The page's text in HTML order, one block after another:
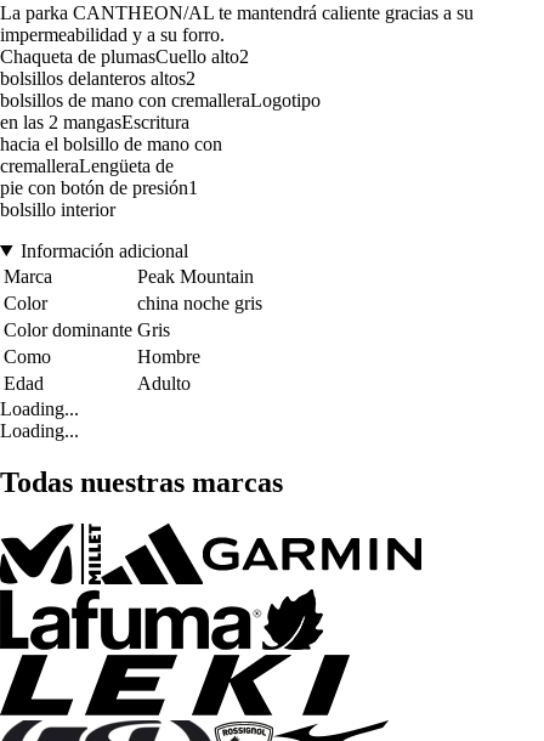
La parka CANTHEON/AL te mantendrá caliente gracias a su
impermeabilidad y a su forro.
Chaqueta de plumasCuello alto2
bolsillos delanteros altos2
bolsillos de mano con cremalleraLogotipo
en las 2 mangasEscritura
hacia el bolsillo de mano con
cremalleraLengüeta de
pie con botón de presión1
bolsillo interior
Información adicional
Marca
Peak Mountain
Color
china noche gris
Color dominante Gris
Como
Hombre
Edad
Adulto
Loading...
Loading...
Todas nuestras marcas